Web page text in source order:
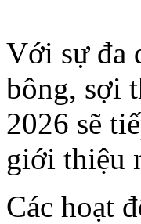
Với sự đa
bông, sợi
2026 sẽ
giới thiệu
Các hoạt